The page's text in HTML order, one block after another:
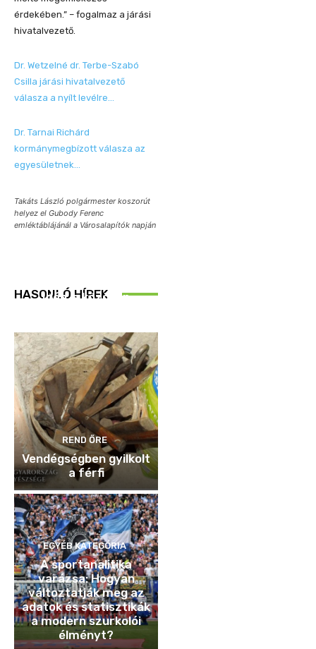
érdekében.” – fogalmaz a járási
hivatalvezető.
Dr. Wetzelné dr. Terbe-Szabó
Csilla járási hivatalvezető
válasza a nyílt levélre…
Dr. Tarnai Richárd
kormánymegbízott válasza az
egyesületnek…
Takáts László polgármester koszorút
helyez el Gubody Ferenc
emléktáblájánál a Városalapítók napján
HASONLÓ HÍREK
Idén is közösen
REND ŐRE
Vendégségben gyilkolt
a férfi
EGYÉB KATEGÓRIA
A sportanalitika
varázsa: Hogyan
változtatják meg az
adatok és statisztikák
a modern szurkolói
élményt?